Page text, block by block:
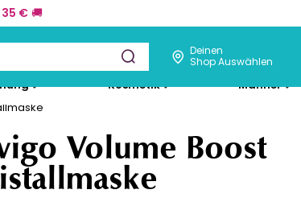
35 € 🚚
Deinen
Shop Auswählen
Kosmetik Männer
Volume Boost